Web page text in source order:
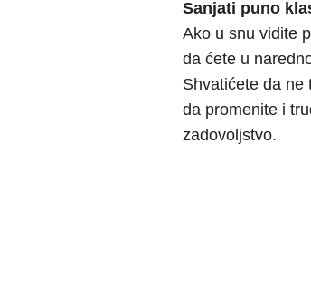
Sanjati puno
Ako u snu vidite
da ćete u
Shvatićete da ne
da promenite i
zadovoljstvo.